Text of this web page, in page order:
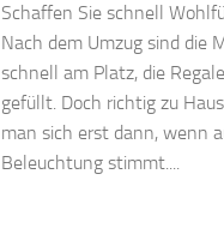
Schaffen Sie schnell
Nach dem Umzug sind die
schnell am Platz, die
gefüllt. Doch richtig zu
man sich erst dann, wenn
Beleuchtung stimmt....